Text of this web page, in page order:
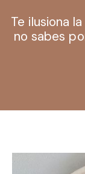
Te ilusiona
no sabes